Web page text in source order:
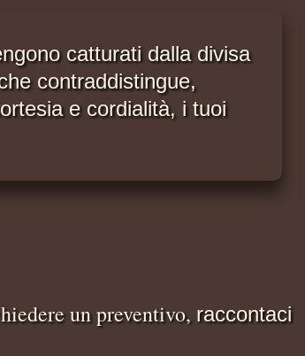
catturati dalla divisa
contraddistingue,
e cordialità, i tuoi
un preventivo, raccontaci